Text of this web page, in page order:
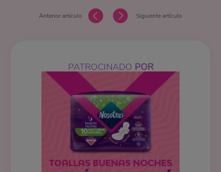
Anterior artículo Siguiente artículo
PATROCINADO POR